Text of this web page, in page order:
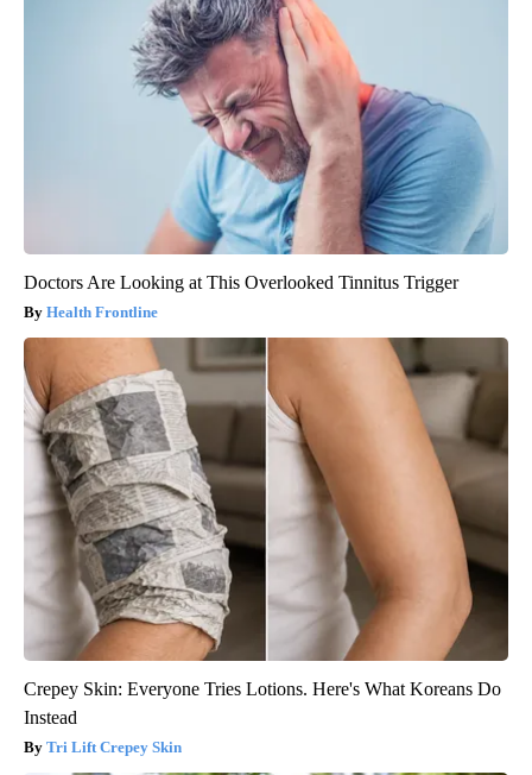
Doctors Are Looking at This Overlooked Tinnitus Trigger
Health Frontline
Crepey Skin: Everyone Tries Lotions. Here's What Koreans Do
Instead
Tri Lift Crepey Skin